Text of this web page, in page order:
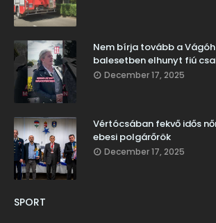
Nem bírja tovább a
balesetben elhunyt fiú
December 17, 2025
Vértócsában fekvő idős
ebesi polgárőrök
December 17, 2025
SPORT